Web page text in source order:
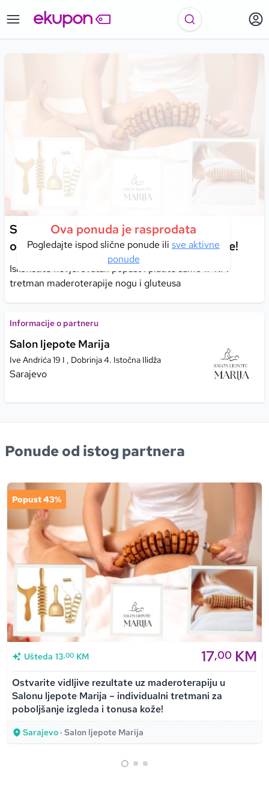
Ova ponuda je rasprodata
Pogledajte ispod slične ponude ili sve aktivne
ponude
Salon ljepote Marija I Jačanje tonusa i
oblikovanje tijela uz moć maderoterapije!
Iskoristite nevjerovatan popust i platite samo 17 KM
tretman maderoterapije nogu i gluteusa
Informacije o partneru
Salon ljepote Marija
Ive Andrića 19 I , Dobrinja 4. Istočna Ilidža
Sarajevo
Ponude od istog partnera
Popust 43%
Ušteda 13,00 KM 17,00 KM
Ostvarite vidljive rezultate uz maderoterapiju u
Salonu ljepote Marija – individualni tretmani za
poboljšanje izgleda i tonusa kože!
Sarajevo · Salon ljepote Marija